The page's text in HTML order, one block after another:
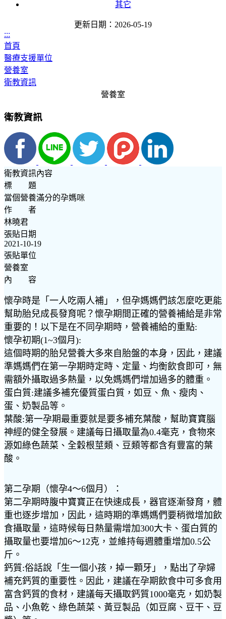
其它
更新日期：2026-05-19
:::
首頁
醫療支援單位
營養室
衛教資訊
營養室
衛教資訊
衛教資訊內容
標 題
當個營養滿分的孕媽咪
作 者
林曉君
張貼日期
2021-10-19
張貼單位
營養室
內 容
懷孕時是「一人吃兩人補」，但孕媽媽們該怎麼吃更能
幫助胎兒成長發育呢？懷孕期間正確的營養補給是非常
重要的！以下是在不同孕期時，營養補給的重點:
懷孕初期(1~3個月):
這個時期的胎兒營養大多來自胎盤的本身，因此，建議
準媽媽們在第一孕期時定時、定量、均衡飲食即可，無
需額外攝取過多熱量，以免媽媽們增加過多的體重。
蛋白質:建議多補充優質蛋白質，如豆、魚、瘦肉、
蛋、奶製品等。
葉酸:第一孕期最重要就是要多補充葉酸，幫助寶寶腦
神經的健全發展。建議每日攝取量為0.4毫克，食物來
源如綠色蔬菜、全穀根莖類、豆類等都含有豐富的葉
酸。
第二孕期（懷孕4～6個月）：
第二孕期時腹中寶寶正在快速成長，器官逐漸發育，體
重也逐步增加，因此，這時期的準媽媽們要稍微增加飲
食攝取量，這時候每日熱量需增加300大卡、蛋白質的
攝取量也要增加6～12克，並維持每週體重增加0.5公
斤。
鈣質:俗話說「生一個小孩，掉一顆牙」，點出了孕婦
補充鈣質的重要性。因此，建議在孕期飲食中可多食用
富含鈣質的食材，建議每天攝取鈣質1000毫克，如奶製
品、小魚乾、綠色蔬菜、黃豆製品（如豆腐、豆干、豆